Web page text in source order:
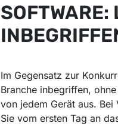
Im Gegensatz zur
Branche inbegriffen,
von jedem Gerät aus.
Sie vom ersten Tag an